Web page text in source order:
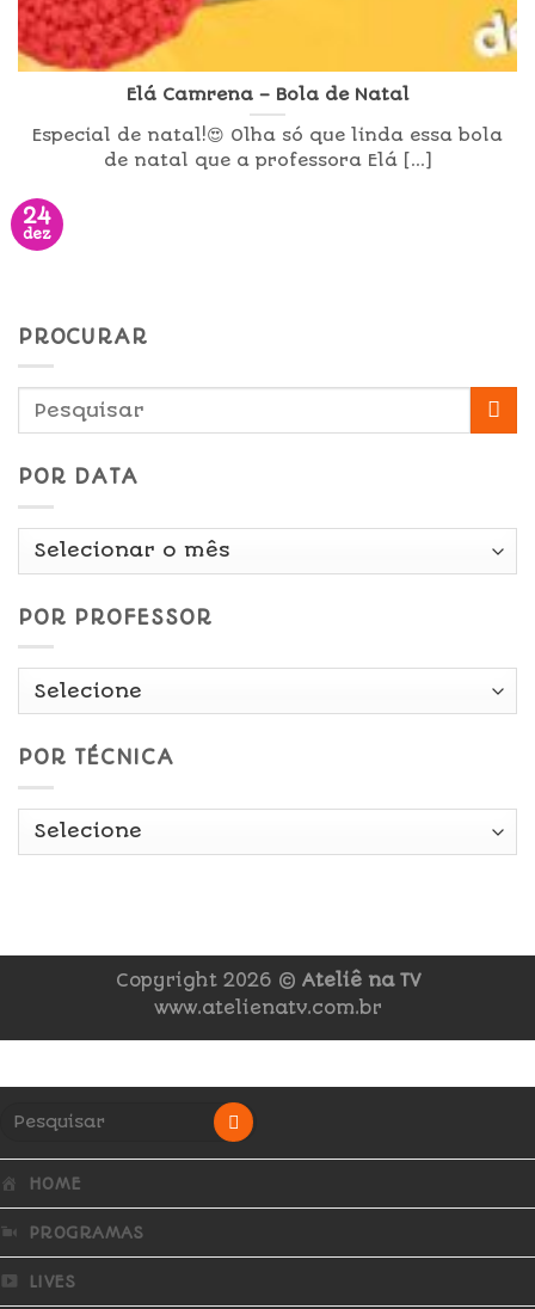
Elá Camrena – Bola de Natal
Especial de natal!😍 Olha só que linda essa bola
de natal que a professora Elá [...]
24
dez
PROCURAR
POR DATA
Por
POR PROFESSOR
POR TÉCNICA
Copyright 2026 © Ateliê na TV
www.atelienatv.com.br
HOME
PROGRAMAS
LIVES